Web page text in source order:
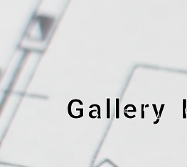
Gallery